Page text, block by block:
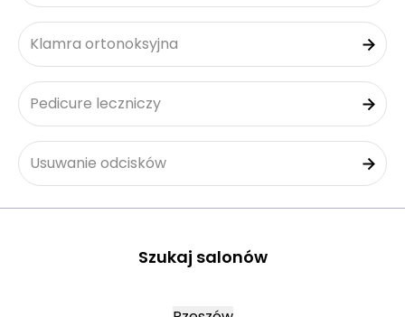
Klamra ortonoksyjna
Pedicure leczniczy
Usuwanie odcisków
Szukaj salonów